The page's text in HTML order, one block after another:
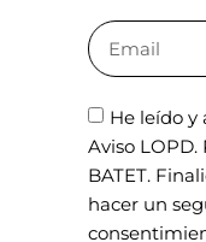
He leído y
Aviso LOPD.
BATET.
hacer un